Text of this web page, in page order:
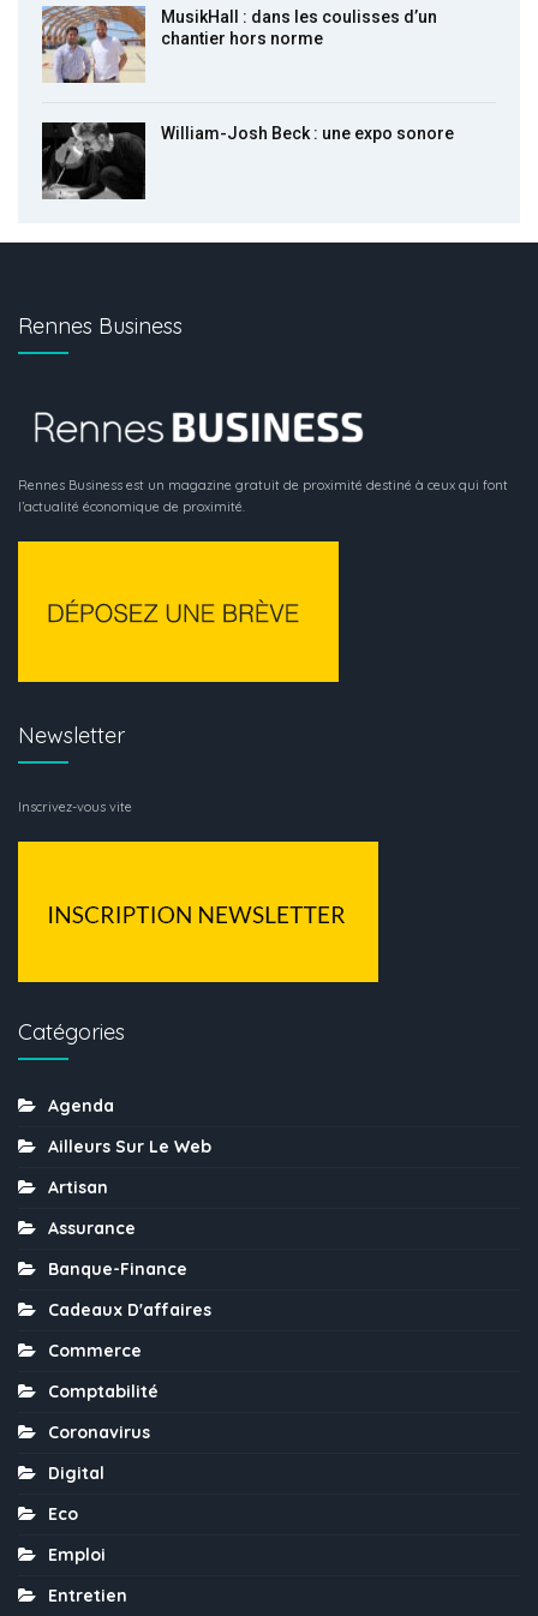
MusikHall : dans les coulisses d’un
chantier hors norme
William-Josh Beck : une expo sonore
Rennes Business
Rennes Business est un magazine gratuit de proximité destiné à ceux qui font
l’actualité économique de proximité.
Newsletter
Inscrivez-vous vite
Catégories
Agenda
Ailleurs Sur Le Web
Artisan
Assurance
Banque-Finance
Cadeaux D'affaires
Commerce
Comptabilité
Coronavirus
Digital
Eco
Emploi
Entretien